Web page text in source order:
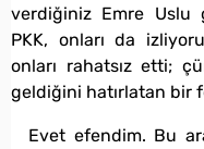
verdiğiniz Emre Uslu
PKK, onları da
onları rahatsız etti;
geldiğini hatırlatan bir
Evet efendim. Bu